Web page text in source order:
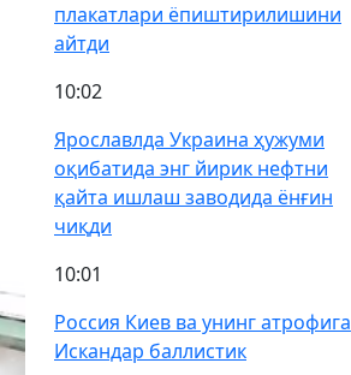
плакатлари ёпиштирилишини
айтди
10:02
Ярославлда Украина ҳужуми
оқибатида энг йирик нефтни
қайта ишлаш заводида ёнғин
чиқди
10:01
Россия Киев ва унинг атрофига
Искандар баллистик